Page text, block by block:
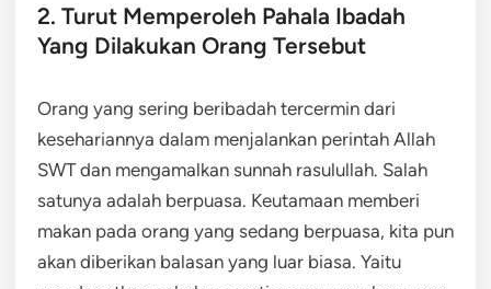
2. Turut Memperoleh Pahala Ibadah
Yang Dilakukan Orang Tersebut
Orang yang sering beribadah tercermin dari
kesehariannya dalam menjalankan perintah Allah
SWT dan mengamalkan sunnah rasulullah. Salah
satunya adalah berpuasa. Keutamaan memberi
makan pada orang yang sedang berpuasa, kita pun
akan diberikan balasan yang luar biasa. Yaitu